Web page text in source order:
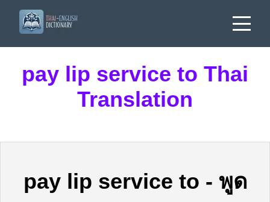
pay lip service to Thai
Translation
pay lip service to - พูด